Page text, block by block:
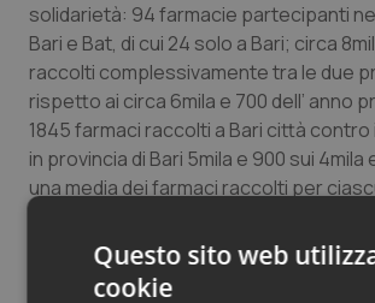
Tumore ovarico
Tumori del Polmone & Testa
Tumori gastrointestinali
Vaccini
solidarietà: 94 farmacie partecipanti
Bari e Bat, di cui 24 solo a Bari; circa
raccolti complessivamente tra le due
rispetto ai circa 6mila e 700 dell’ anno
1845 farmaci raccolti a Bari città contro
in provincia di Bari 5mila e 900 sui 4mila
una media dei farmaci raccolti per
medicinali.Questo sito web
cookie